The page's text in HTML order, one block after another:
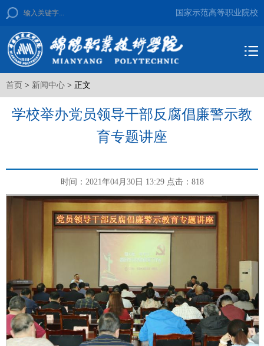
国家示范高等职业院校
首页 > 新闻中心 > 正文
学校举办党员领导干部反腐倡廉警示教
育专题讲座
时间：2021年04月30日 13:29 点击： 818